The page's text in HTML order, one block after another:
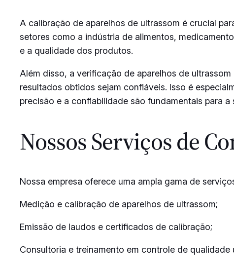
A calibração de aparelhos de ultrassom é crucial
setores como a indústria de alimentos,
e a qualidade dos produtos.
Além disso, a verificação de aparelhos de
resultados obtidos sejam confiáveis. Isso é
precisão e a confiabilidade são fundamentais para
Nossos Serviços de
Nossa empresa oferece uma ampla gama de
Medição e calibração de aparelhos de ultrassom;
Emissão de laudos e certificados de calibração;
Consultoria e treinamento em controle de qualidade